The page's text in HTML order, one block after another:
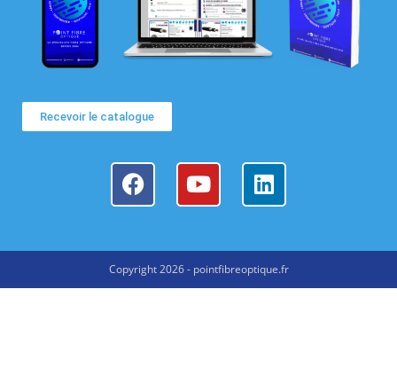
Recevoir le catalogue
Copyright 2026 - pointfibreoptique.fr